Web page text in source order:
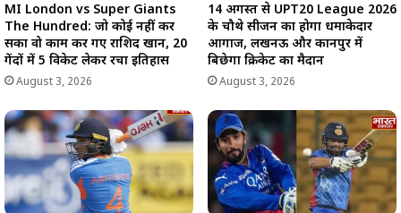
MI London vs Super Giants
The Hundred: जो कोई नहीं कर
सका वो काम कर गए राशिद खान, 20
गेंदों में 5 विकेट लेकर रचा इतिहास
August 3, 2026
14 अगस्त से UPT20 League 2026
के चौथे सीजन का होगा धमाकेदार
आगाज, लखनऊ और कानपुर में
बिछेगा क्रिकेट का मैदान
August 3, 2026